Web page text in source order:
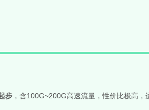
步 ，含100G~200G高速流量，性价比极高，